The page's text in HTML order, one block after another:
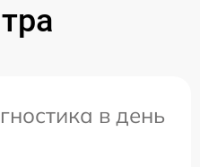
в день